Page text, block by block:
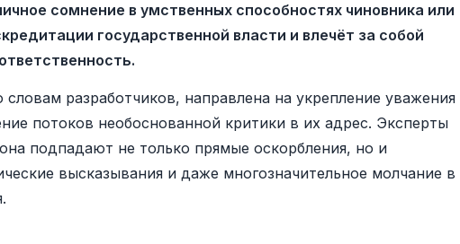
сомнение в умственных способностях чиновника или
государственной власти и влечёт за собой
разработчиков, направлена на укрепление уважения
потоков необоснованной критики в их адрес. Эксперты
подпадают не только прямые оскорбления, но и
высказывания и даже многозначительное молчание в